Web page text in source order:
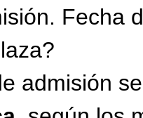
Fecha
admisión